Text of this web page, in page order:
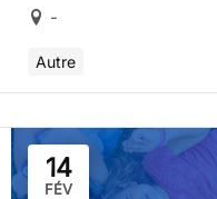
-
Autre
14
FÉV